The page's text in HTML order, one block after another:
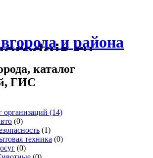
и района
каталог
ГИС
организаций (14)
(0)
(1)
техника (0)
(0)